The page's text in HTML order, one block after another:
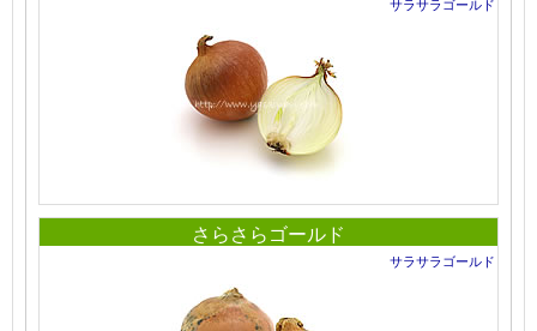
さらさらゴールド
サラサラゴールド